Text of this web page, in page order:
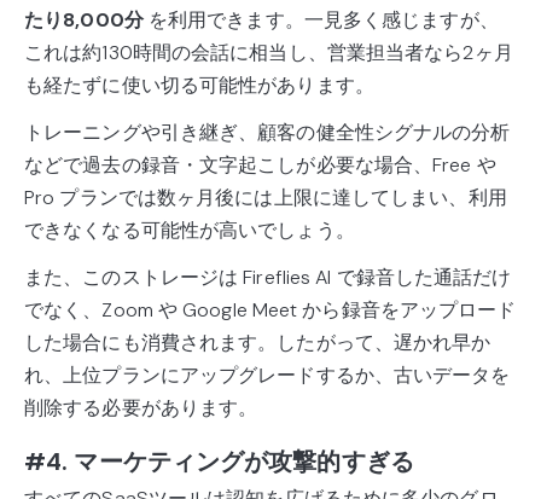
たり8,000分を利用できます。一見多く感じますが、
これは約130時間の会話に相当し、営業担当者なら2ヶ月
も経たずに使い切る可能性があります。
トレーニングや引き継ぎ、顧客の健全性シグナルの分析
などで過去の録音・文字起こしが必要な場合、Free や
Pro プランでは数ヶ月後には上限に達してしまい、利用
できなくなる可能性が高いでしょう。
また、このストレージは Fireflies AI で録音した通話だけ
でなく、Zoom や Google Meet から録音をアップロード
した場合にも消費されます。したがって、遅かれ早か
れ、上位プランにアップグレードするか、古いデータを
削除する必要があります。
#4. マーケティングが攻撃的すぎる